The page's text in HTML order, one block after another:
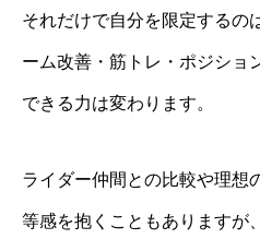
それだけで自分を限定するの
ーム改善・筋トレ・ポジショ
できる力は変わります。
ライダー仲間との比較や理想
等感を抱くこともありますが